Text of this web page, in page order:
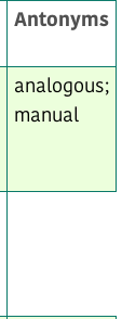
Antonyms
analogous;
manual